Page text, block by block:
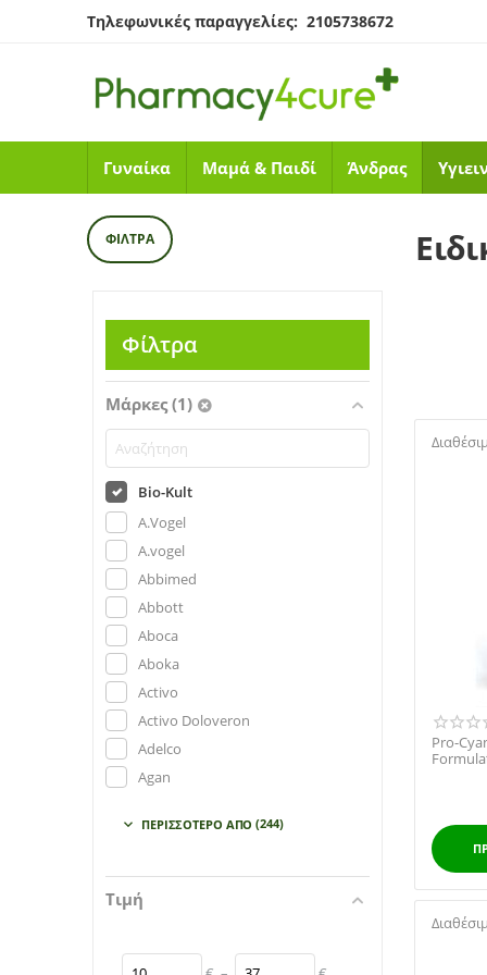
Τηλεφωνικές παραγγελίες: 2105738672
Γυναίκα Μαμά & Παιδί Άνδρας
ΦΊΛΤΡΑ
Φίλτρα
Μάρκες (1)
Bio-Kult
A.Vogel
A.vogel
Abbimed
Abbott
Aboca
Aboka
Activo
Activo Doloveron
Adelco
Agan
Akmed
Altion
 ΠΕΡΙΣΣΌΤΕΡΟ ΑΠΌ (244)
Τιμή
Pro-